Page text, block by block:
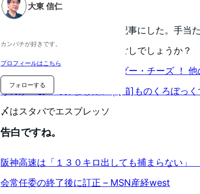
大東 信仁
カンパチが好きです。
プロフィールはこちら
フォローする
たし。
なんかマクド食べたくって。記事にした。手当
ですが、みなさまいかがお過ごしでしょうか？
[箱] ダブルクォーターパウンダー・チーズ ！
うのか？食べてみました。 | [箱]ものくろぼっく
〆はスタバでエスブレッソ
告白ですね。
阪神高速は「１３０キロ出しても捕まらない
会常任委の終了後に訂正 – MSN産経west